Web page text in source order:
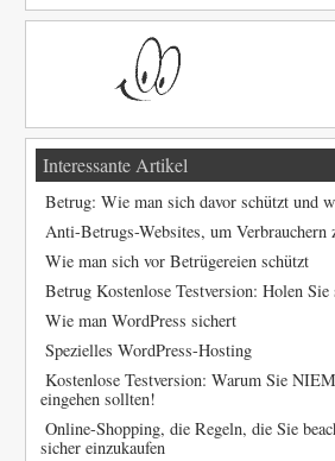
Interessante Artikel
Betrug: Wie man sich davor schützt und
Anti-Betrugs-Websites, um Verbrauchern
Wie man sich vor Betrügereien schützt
Betrug Kostenlose Testversion: Holen
Wie man WordPress sichert
Spezielles WordPress-Hosting
Kostenlose Testversion: Warum Sie
eingehen sollten!
Online-Shopping, die Regeln, die Sie
sicher einzukaufen